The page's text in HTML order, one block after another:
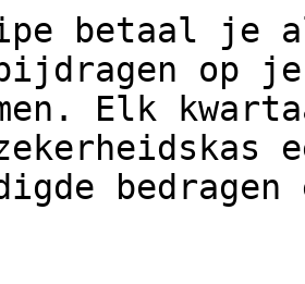
betaal je
op
Elk